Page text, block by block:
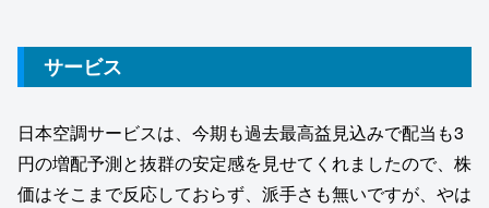
サービス
日本空調サービスは、今期も過去最高益見込みで配当も3
円の増配予測と抜群の安定感を見せてくれましたので、株
価はそこまで反応しておらず、派手さも無いですが、やは